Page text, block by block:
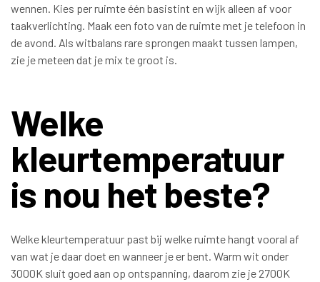
wennen. Kies per ruimte één basistint en wijk alleen af voor
taakverlichting. Maak een foto van de ruimte met je telefoon in
de avond. Als witbalans rare sprongen maakt tussen lampen,
zie je meteen dat je mix te groot is.
Welke
kleurtemperatuur
is nou het beste?
Welke kleurtemperatuur past bij welke ruimte hangt vooral af
van wat je daar doet en wanneer je er bent. Warm wit onder
3000K sluit goed aan op ontspanning, daarom zie je 2700K